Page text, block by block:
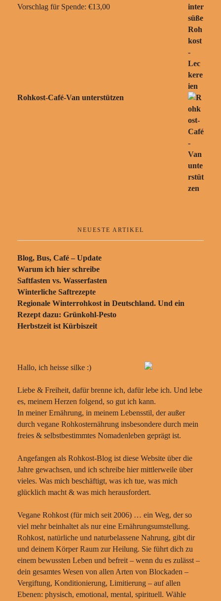
Vorschlag für Spende: €13,00
Rohkost-Café-Van unterstützen
NEUESTE ARTIKEL
Blog, Bus, Café – Update
Warum ich hier schreibe
Saftfasten vs. Wasserfasten
Winterliche Saftrezepte
Regionale Winterrohkost in Deutschland. Und ein
Rezept dazu: Grünkohl-Pesto
Herbstzeit ist Kürbiszeit
Hallo, ich heisse silke :)
Liebe & Freiheit, dafür brenne ich, dafür lebe ich. Und lebe
es, meinem Herzen folgend, so gut ich kann.
In meiner Ernährung, in meinem Lebensstil, der außer
durch vegane Rohkosternährung insbesondere durch mein
freies & selbstbestimmtes Nomadenleben geprägt ist.
Angefangen als Rohkost-Blog ist diese Website über die
Jahre gewachsen, und ich schreibe hier mittlerweile über
vieles. Was mich beschäftigt, was ich tue, was mich
glücklich macht & was mich herausfordert.
Vegane Rohkost (für mich seit 2006) … ein Weg, der so
viel mehr beinhaltet als nur eine Ernährungsumstellung.
Rohkost, natürliche und naturbelassene Nahrung, gibt dir
und deinem Körper Raum zur Heilung. Sie führt dich zu
einem bewussten Leben und befreit – wenn du es zulässt –
dein gesamtes Wesen von allen Arten von Blockaden –
Vergiftung, Konditionierung, Limitierung – auf allen
Ebenen: physisch, emotional, mental, spirituell. Wähle